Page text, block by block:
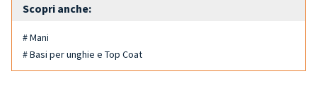
Scopri anche:
# Mani
# Basi per unghie e Top Coat